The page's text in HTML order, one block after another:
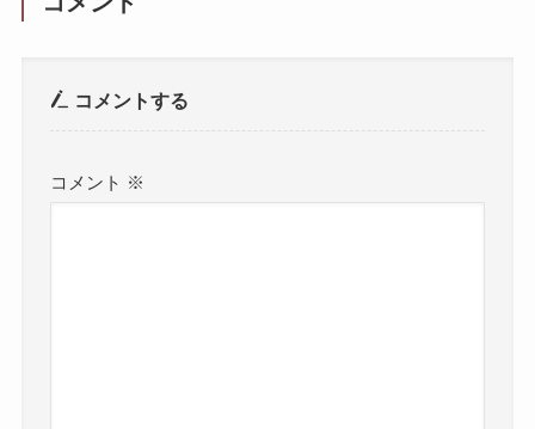
コメントする
コメント ※